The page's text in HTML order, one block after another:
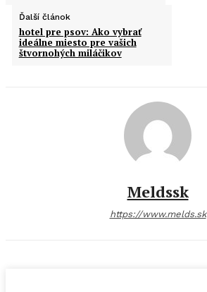
Ďalší článok
hotel pre psov: Ako vybrať
ideálne miesto pre vašich
štvornohých miláčikov
Meldssk
https://www.melds.sk